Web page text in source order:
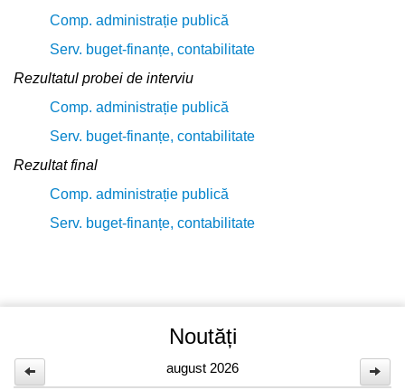
Comp. administrație publică
Serv. buget-finanțe, contabilitate
Rezultatul probei de interviu
Comp. administrație publică
Serv. buget-finanțe, contabilitate
Rezultat final
Comp. administrație publică
Serv. buget-finanțe, contabilitate
Noutăți
august 2026